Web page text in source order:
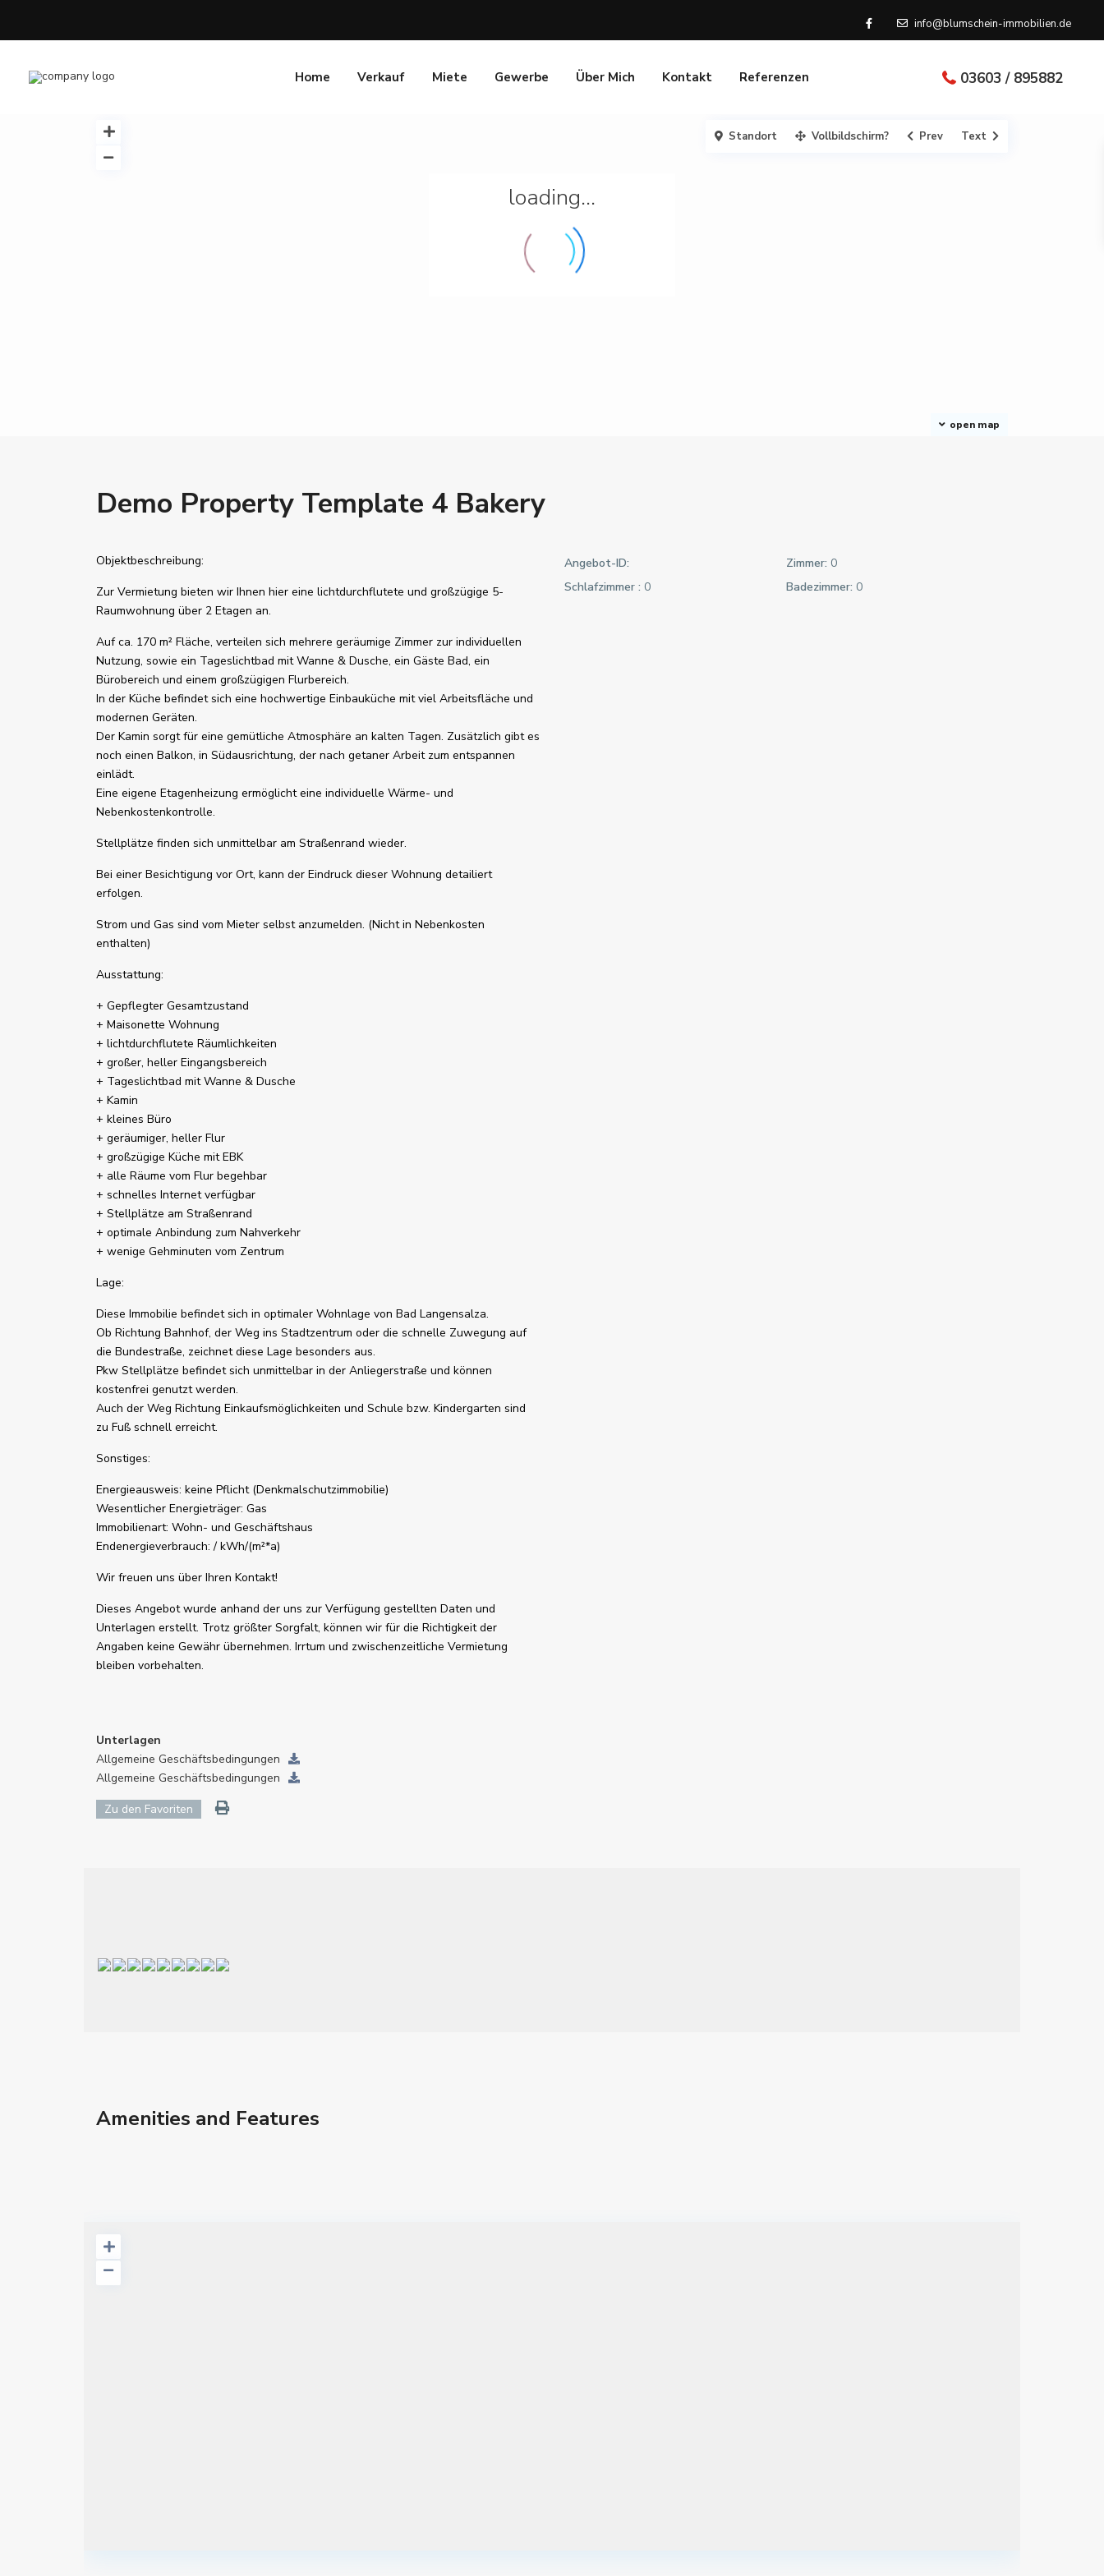
info@blumschein-immobilien.de
03603 / 895882
Home Verkauf Miete Gewerbe Über Mich Kontakt Referenzen
loading...
open map
Standort Vollbildschirm? Prev Text
Demo Property Template 4 Bakery
Objektbeschreibung:
Zur Vermietung bieten wir Ihnen hier eine lichtdurchflutete und großzügige 5-
Raumwohnung über 2 Etagen an.
Auf ca. 170 m² Fläche, verteilen sich mehrere geräumige Zimmer zur individuellen
Nutzung, sowie ein Tageslichtbad mit Wanne & Dusche, ein Gäste Bad, ein
Bürobereich und einem großzügigen Flurbereich.
In der Küche befindet sich eine hochwertige Einbauküche mit viel Arbeitsfläche und
modernen Geräten.
Der Kamin sorgt für eine gemütliche Atmosphäre an kalten Tagen. Zusätzlich gibt es
noch einen Balkon, in Südausrichtung, der nach getaner Arbeit zum entspannen
einlädt.
Eine eigene Etagenheizung ermöglicht eine individuelle Wärme- und
Nebenkostenkontrolle.
Stellplätze finden sich unmittelbar am Straßenrand wieder.
Bei einer Besichtigung vor Ort, kann der Eindruck dieser Wohnung detailiert
erfolgen.
Strom und Gas sind vom Mieter selbst anzumelden. (Nicht in Nebenkosten
enthalten)
Ausstattung:
+ Gepflegter Gesamtzustand
+ Maisonette Wohnung
+ lichtdurchflutete Räumlichkeiten
+ großer, heller Eingangsbereich
+ Tageslichtbad mit Wanne & Dusche
+ Kamin
+ kleines Büro
+ geräumiger, heller Flur
+ großzügige Küche mit EBK
+ alle Räume vom Flur begehbar
+ schnelles Internet verfügbar
+ Stellplätze am Straßenrand
+ optimale Anbindung zum Nahverkehr
+ wenige Gehminuten vom Zentrum
Lage:
Diese Immobilie befindet sich in optimaler Wohnlage von Bad Langensalza.
Ob Richtung Bahnhof, der Weg ins Stadtzentrum oder die schnelle Zuwegung auf
die Bundestraße, zeichnet diese Lage besonders aus.
Pkw Stellplätze befindet sich unmittelbar in der Anliegerstraße und können
kostenfrei genutzt werden.
Auch der Weg Richtung Einkaufsmöglichkeiten und Schule bzw. Kindergarten sind
zu Fuß schnell erreicht.
Sonstiges:
Energieausweis: keine Pflicht (Denkmalschutzimmobilie)
Wesentlicher Energieträger: Gas
Immobilienart: Wohn- und Geschäftshaus
Endenergieverbrauch: / kWh/(m²*a)
Wir freuen uns über Ihren Kontakt!
Dieses Angebot wurde anhand der uns zur Verfügung gestellten Daten und
Unterlagen erstellt. Trotz größter Sorgfalt, können wir für die Richtigkeit der
Angaben keine Gewähr übernehmen. Irrtum und zwischenzeitliche Vermietung
bleiben vorbehalten.
Unterlagen
Allgemeine Geschäftsbedingungen
Allgemeine Geschäftsbedingungen
Zu den Favoriten
Angebot-ID: Zimmer: 0
Schlafzimmer : 0 Badezimmer: 0
Amenities and Features